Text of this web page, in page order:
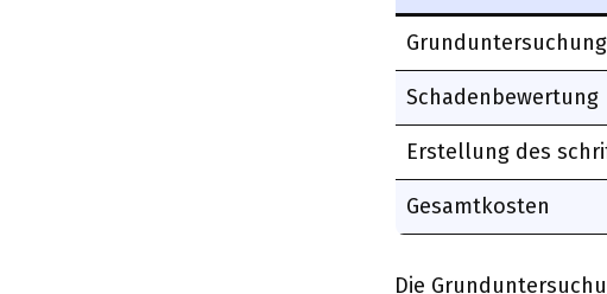
Schadenbewertung
Erstellung des
Gesamtkosten
Die